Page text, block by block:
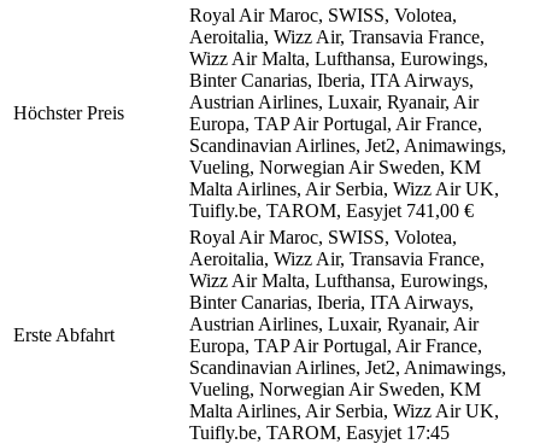
Höchster Preis
Royal Air Maroc, SWISS, Volotea,
Aeroitalia, Wizz Air, Transavia France,
Wizz Air Malta, Lufthansa, Eurowings,
Binter Canarias, Iberia, ITA Airways,
Austrian Airlines, Luxair, Ryanair, Air
Europa, TAP Air Portugal, Air France,
Scandinavian Airlines, Jet2, Animawings,
Vueling, Norwegian Air Sweden, KM
Malta Airlines, Air Serbia, Wizz Air UK,
Tuifly.be, TAROM, Easyjet 741,00 €
Erste Abfahrt
Royal Air Maroc, SWISS, Volotea,
Aeroitalia, Wizz Air, Transavia France,
Wizz Air Malta, Lufthansa, Eurowings,
Binter Canarias, Iberia, ITA Airways,
Austrian Airlines, Luxair, Ryanair, Air
Europa, TAP Air Portugal, Air France,
Scandinavian Airlines, Jet2, Animawings,
Vueling, Norwegian Air Sweden, KM
Malta Airlines, Air Serbia, Wizz Air UK,
Tuifly.be, TAROM, Easyjet 17:45